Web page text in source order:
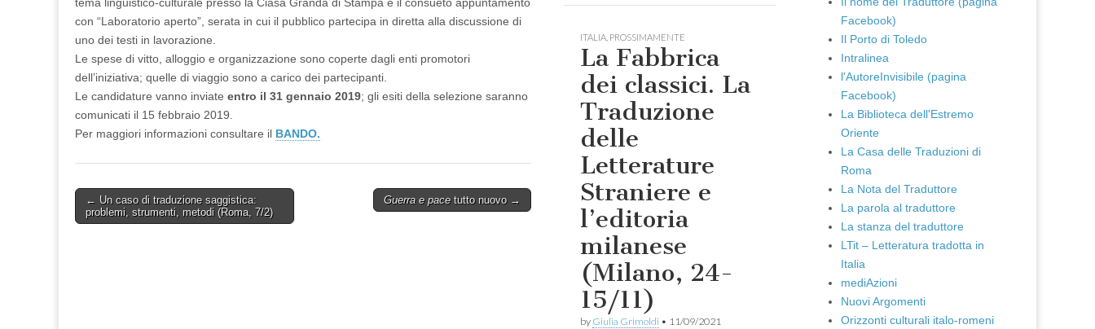
tema linguistico-culturale presso la Ciäsa Granda di Stampa e il consueto appuntamento
con “Laboratorio aperto”, serata in cui il pubblico partecipa in diretta alla discussione di
uno dei testi in lavorazione.
Le spese di vitto, alloggio e organizzazione sono coperte dagli enti promotori
dell’iniziativa; quelle di viaggio sono a carico dei partecipanti.
Le candidature vanno inviate entro il 31 gennaio 2019; gli esiti della selezione saranno
comunicati il 15 febbraio 2019.
Per maggiori informazioni consultare il BANDO.
Post
navigation
← Un caso di traduzione saggistica:
problemi, strumenti, metodi (Roma, 7/2)
Guerra e pacetutto nuovo →
ITALIA PROSSIMAMENTE
La Fabbrica
dei classici. La
Traduzione
delle
Letterature
Straniere e
l’editoria
milanese
(Milano, 24-
15/11)
by Giulia Grimoldi • 11/09/2021
Facebook)
Il Porto di Toledo
Intralinea
l'AutoreInvisibile (pagina
Facebook)
La Biblioteca dell'Estremo
Oriente
La Casa delle Traduzioni di
Roma
La Nota del Traduttore
La parola al traduttore
La stanza del traduttore
LTit – Letteratura tradotta in
Italia
mediAzioni
Nuovi Argomenti
Orizzonti culturali italo-romeni